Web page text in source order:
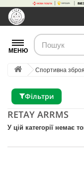
МЕНЮ
Спортивна зброя
Фільтри
RETAY ARRMS
У цій категорії немає